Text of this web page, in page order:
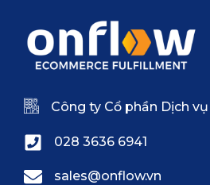
Công ty Cổ phần Dịch
028 3636 6941
sales@onflow.vn